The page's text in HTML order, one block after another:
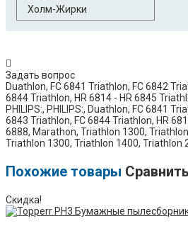
Холм-Жирки
Задать вопрос
Duathlon, FC 6841 Triathlon, FC 6842
6844 Triathlon, HR 6814 - HR 6845
PHILIPS:, PHILIPS:, Duathlon, FC 6841
6843 Triathlon, FC 6844 Triathlon, HR
6888, Marathon, Triathlon 1300,
Triathlon 1300, Triathlon 1400, Triathlon
Похожие товары
Скидка!